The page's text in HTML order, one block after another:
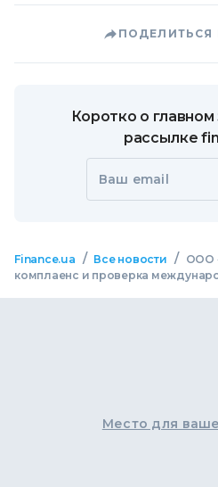
Коротко о главном
рассылке
Ваш email
Finance.ua / Все новости /
ООО
комплаенс и проверка
Место для